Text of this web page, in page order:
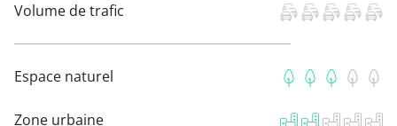
Volume de trafic
Espace naturel
Zone urbaine